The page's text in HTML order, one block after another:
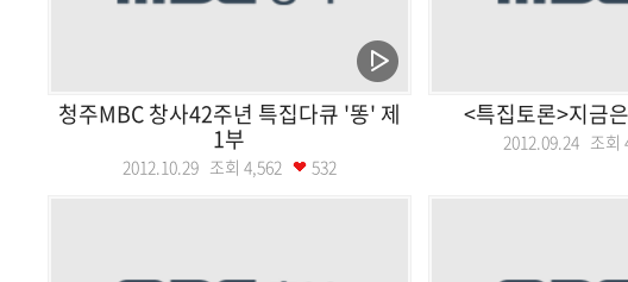
청주MBC 창사42주년 특집다큐 '똥' 제
1부
2012.10.29 조회 4,562 532
<특집토론>지금
2012.09.24 조회